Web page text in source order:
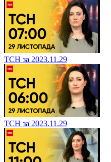
ТСН за 2023.11.29
ТСН за 2023.11.29